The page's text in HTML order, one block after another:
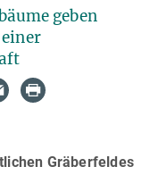
geben
Gräberfeldes